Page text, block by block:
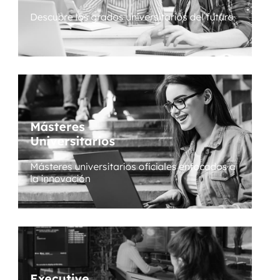
Descubre los grados universitarios del futuro
Másteres
Universitarios
Másteres universitarios oficiales enfocados a
la innovación